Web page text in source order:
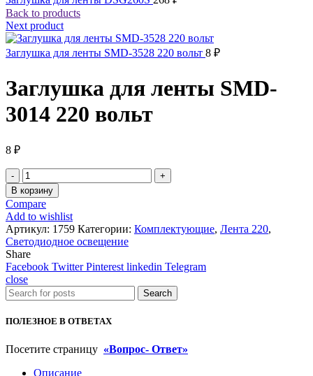
Back to products
Next product
Заглушка для ленты SMD-3528 220 вольт 8 ₽
Заглушка для ленты SMD-
3014 220 вольт
8 ₽
Количество
товара
Заглушка
для
ленты
SMD-
3014
220
вольт
В корзину
Compare
Add to wishlist
Артикул: 1759 Категории: Комплектующие, Лента 220,
Светодиодное освещение
Share
Facebook Twitter Pinterest linkedin Telegram
close
Search
ПОЛЕЗНОЕ В ОТВЕТАХ
Посетите страницу «Вопрос- Ответ»
Описание